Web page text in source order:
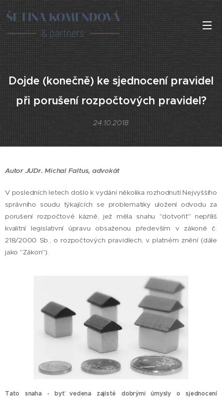
Dojde (konečně) ke sjednocení pravidel
při porušení rozpočtových pravidel?
24.10.2018
Autor JUDr. Michal Faltus, advokát
V posledních letech došlo k vydání několika rozhodnutí Nejvyššího
správního soudu týkajících se problematiky uložení odvodu za
porušení rozpočtové kázně, jež měla snahu "dotvořit" nepříliš
kvalitní legislativní úpravu obsaženou především v zákoně č.
218/2000 Sb., o rozpočtových pravidlech, v platném znění (dále
jako "Zákon").
Tato snaha - byť vedena zajisté dobrými úmysly o sjednocení